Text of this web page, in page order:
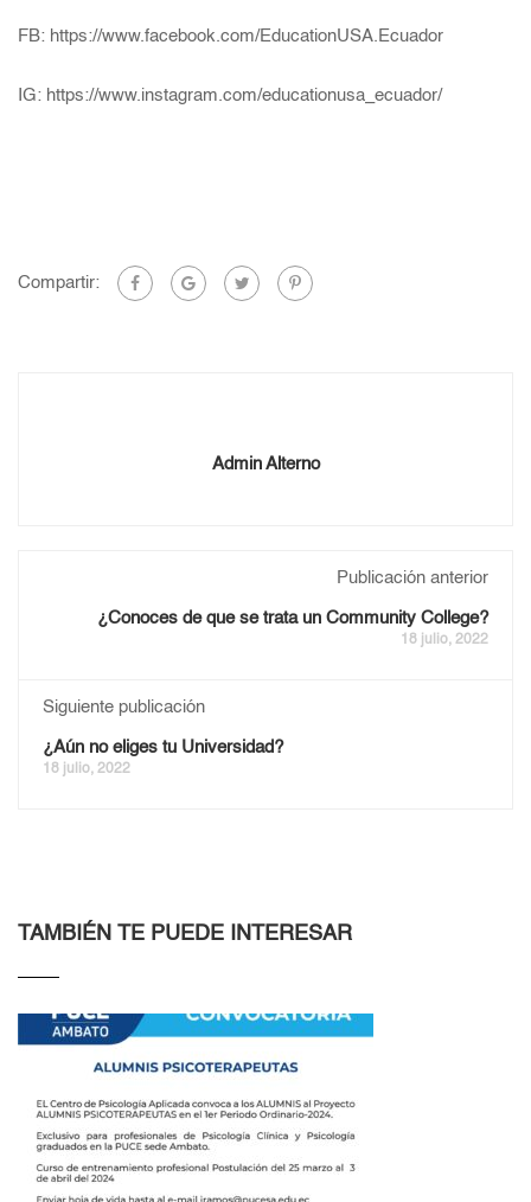
FB: https://www.facebook.com/EducationUSA.Ecuador
IG: https://www.instagram.com/educationusa_ecuador/
Compartir:
Admin Alterno
Publicación anterior
¿Conoces de que se trata un Community College?
18 julio, 2022
Siguiente publicación
¿Aún no eliges tu Universidad?
18 julio, 2022
TAMBIÉN TE PUEDE INTERESAR